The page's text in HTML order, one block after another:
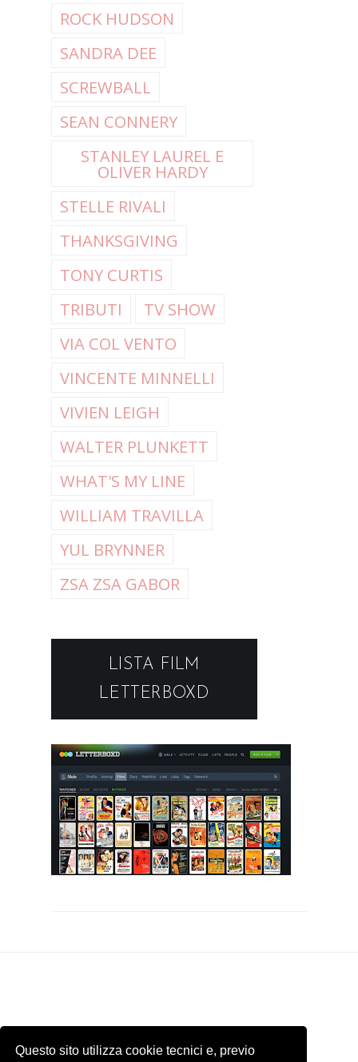
Questo sito utilizza cookie tecnici e, previo
ROCK HUDSON
SANDRA DEE
SCREWBALL
SEAN CONNERY
STANLEY LAUREL E
OLIVER HARDY
STELLE RIVALI
THANKSGIVING
TONY CURTIS
TRIBUTI
TV SHOW
VIA COL VENTO
VINCENTE MINNELLI
VIVIEN LEIGH
WALTER PLUNKETT
WHAT'S MY LINE
WILLIAM TRAVILLA
YUL BRYNNER
ZSA ZSA GABOR
LISTA FILM
LETTERBOXD